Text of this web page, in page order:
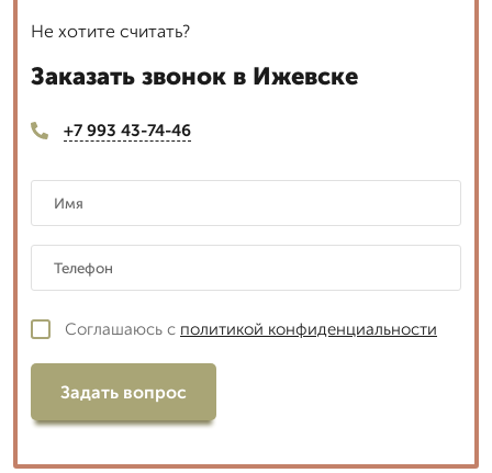
Не хотите считать?
Заказать звонок в Ижевске
+7 993 43-74-46
Соглашаюсь с политикой конфиденциальности
Задать вопрос